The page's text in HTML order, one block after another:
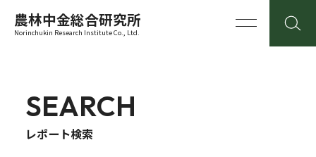
農林中金総合研究所
Norinchukin Research Institute Co., Ltd.
SEARCH
レポート検索